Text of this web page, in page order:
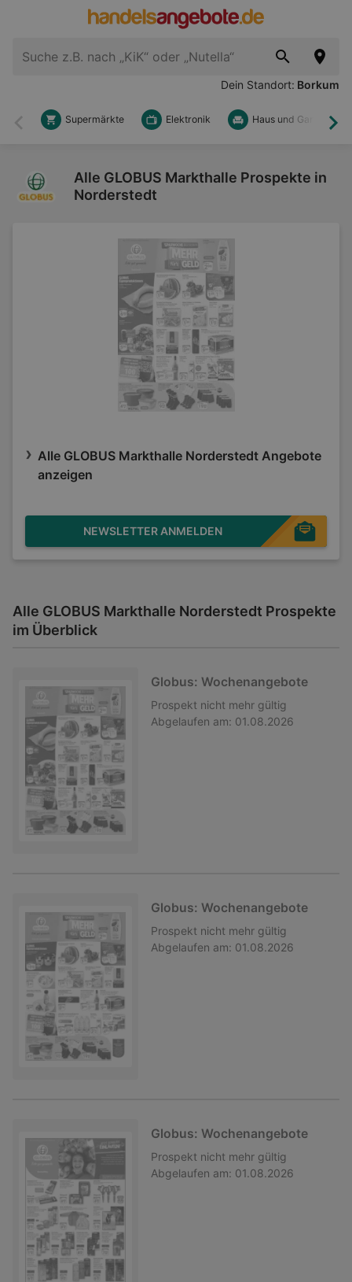
Dein Standort: Borkum
Zurück
Supermärkte Elektronik Haus und Garten
Alle GLOBUS Markthalle Prospekte in
Norderstedt
Alle GLOBUS Markthalle Norderstedt Angebote
anzeigen
NEWSLETTER ANMELDEN
Alle GLOBUS Markthalle Norderstedt Prospekte
im Überblick
Globus: Wochenangebote
Prospekt nicht mehr gültig
Abgelaufen am: 01.08.2026
Globus: Wochenangebote
Prospekt nicht mehr gültig
Abgelaufen am: 01.08.2026
Globus: Wochenangebote
Prospekt nicht mehr gültig
Abgelaufen am: 01.08.2026